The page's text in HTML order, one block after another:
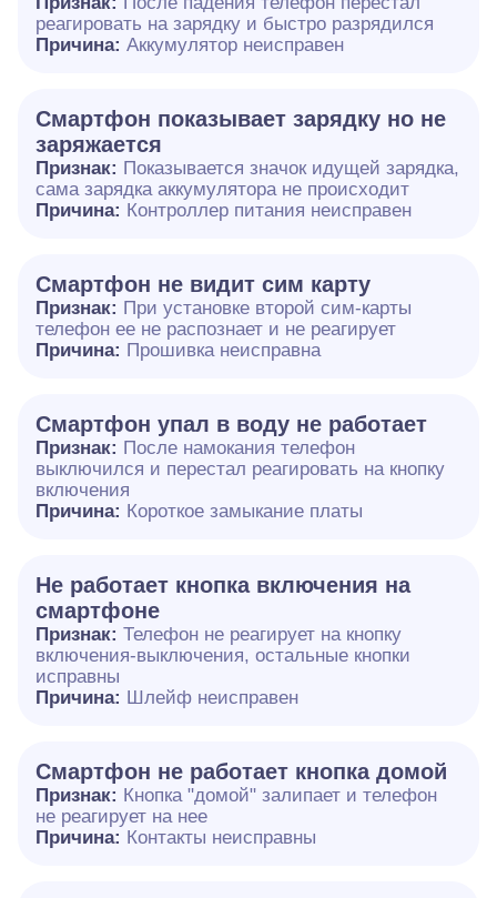
реагировать на зарядку и быстро разрядился
Причина: Аккумулятор неисправен
Смартфон показывает зарядку но не
заряжается
Признак: Показывается значок идущей зарядка,
сама зарядка аккумулятора не происходит
Причина: Контроллер питания неисправен
Смартфон не видит сим карту
Признак: При установке второй сим-карты
телефон ее не распознает и не реагирует
Причина: Прошивка неисправна
Смартфон упал в воду не работает
Признак: После намокания телефон
выключился и перестал реагировать на кнопку
включения
Причина: Короткое замыкание платы
Не работает кнопка включения на
смартфоне
Признак: Телефон не реагирует на кнопку
включения-выключения, остальные кнопки
исправны
Причина: Шлейф неисправен
Смартфон не работает кнопка домой
Признак: Кнопка "домой" залипает и телефон
не реагирует на нее
Причина: Контакты неисправны